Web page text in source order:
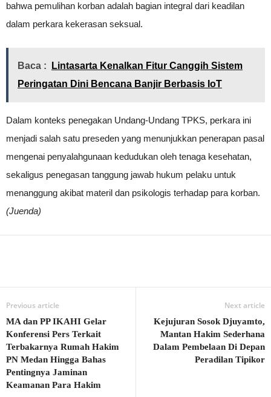
bahwa pemulihan korban adalah bagian integral dari keadilan
dalam perkara kekerasan seksual.
Baca :
Lintasarta Kenalkan Fitur Canggih Sistem
Peringatan Dini Bencana Banjir Berbasis IoT
Dalam konteks penegakan Undang-Undang TPKS, perkara ini
menjadi salah satu preseden yang menunjukkan penerapan pasal
mengenai penyalahgunaan kedudukan oleh tenaga kesehatan,
sekaligus penegasan tanggung jawab hukum pelaku untuk
menanggung akibat materil dan psikologis terhadap para korban.
(Juenda)
Previous article
MA dan PP IKAHI Gelar
Konferensi Pers Terkait
Terbakarnya Rumah Hakim
PN Medan Hingga Bahas
Pentingnya Jaminan
Keamanan Para Hakim
Next article
Kejujuran Sosok Djuyamto,
Mantan Hakim Sederhana
Dalam Pembelaan Di Depan
Peradilan Tipikor